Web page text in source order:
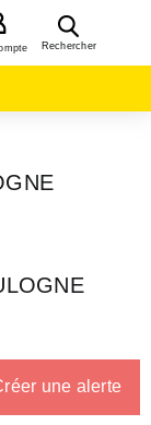
Rechercher
une alerte